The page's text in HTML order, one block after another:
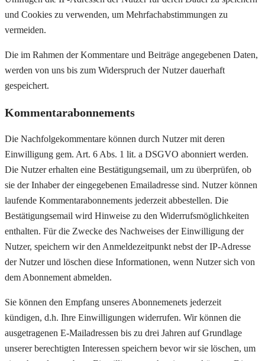
und Cookies zu verwenden, um Mehrfachabstimmungen zu
vermeiden.
Die im Rahmen der Kommentare und Beiträge angegebenen Daten,
werden von uns bis zum Widerspruch der Nutzer dauerhaft
gespeichert.
Kommentarabonnements
Die Nachfolgekommentare können durch Nutzer mit deren
Einwilligung gem. Art. 6 Abs. 1 lit. a DSGVO abonniert werden.
Die Nutzer erhalten eine Bestätigungsemail, um zu überprüfen, ob
sie der Inhaber der eingegebenen Emailadresse sind. Nutzer können
laufende Kommentarabonnements jederzeit abbestellen. Die
Bestätigungsemail wird Hinweise zu den Widerrufsmöglichkeiten
enthalten. Für die Zwecke des Nachweises der Einwilligung der
Nutzer, speichern wir den Anmeldezeitpunkt nebst der IP-Adresse
der Nutzer und löschen diese Informationen, wenn Nutzer sich von
dem Abonnement abmelden.
Sie können den Empfang unseres Abonnemenets jederzeit
kündigen, d.h. Ihre Einwilligungen widerrufen. Wir können die
ausgetragenen E-Mailadressen bis zu drei Jahren auf Grundlage
unserer berechtigten Interessen speichern bevor wir sie löschen, um